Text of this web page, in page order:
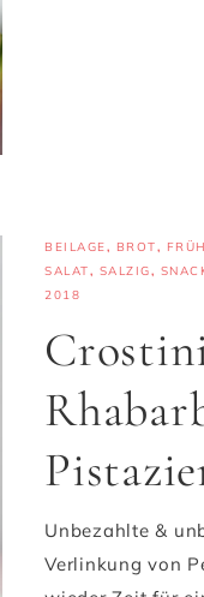
BEILAGE, BROT,
SALAT, SALZIG,
2018
Unbezahlte &
Verlinkung von